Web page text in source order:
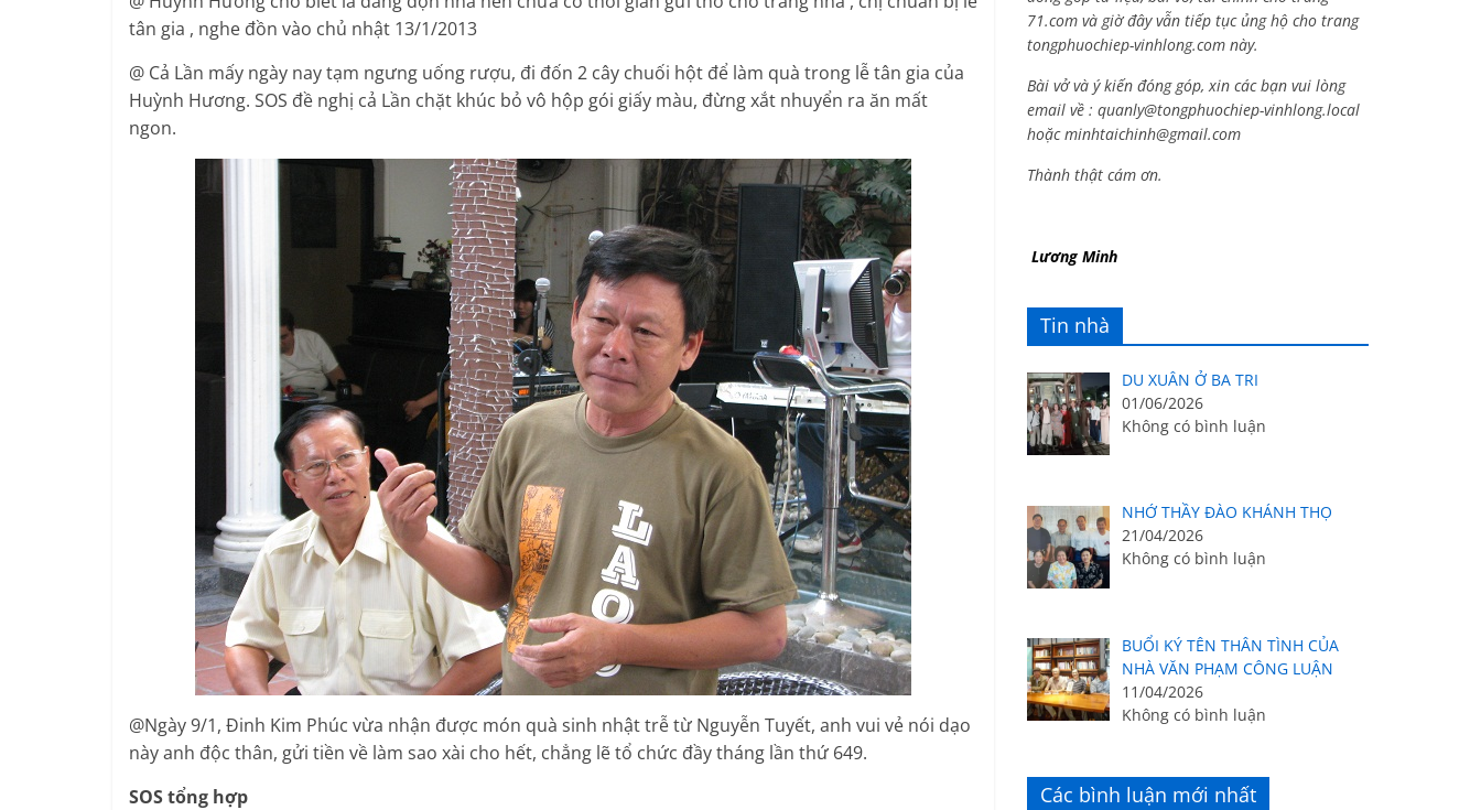
tân gia , nghe đồn vào chủ nhật 13/1/2013
@ Cả Lần mấy ngày nay tạm ngưng uống rượu, đi đốn 2 cây chuối hột để làm quà trong lễ tân gia của
Huỳnh Hương. SOS đề nghị cả Lần chặt khúc bỏ vô hộp gói giấy màu, đừng xắt nhuyển ra ăn mất
ngon.
@Ngày 9/1, Đinh Kim Phúc vừa nhận được món quà sinh nhật trễ từ Nguyễn Tuyết, anh vui vẻ nói dạo
này anh độc thân, gửi tiền về làm sao xài cho hết, chẳng lẽ tổ chức đầy tháng lần thứ 649.
SOS tổng hợp
71.com và giờ đây vẫn tiếp tục ủng hộ cho trang
tongphuochiep-vinhlong.com này.
Bài vở và ý kiến đóng góp, xin các bạn vui lòng
email về : quanly@tongphuochiep-vinhlong.local
hoặcminhtaichinh@gmail.com
Thành thật cám ơn.
Lương Minh
Tin nhà
DU XUÂN Ở BA TRI
01/06/2026
Không có bình luận
NHỚ THẦY ĐÀO KHÁNH THỌ
21/04/2026
Không có bình luận
BUỔI KÝ TÊN THÂN TÌNH CỦA
NHÀ VĂN PHẠM CÔNG LUẬN
11/04/2026
Không có bình luận
Các bình luận mới nhất